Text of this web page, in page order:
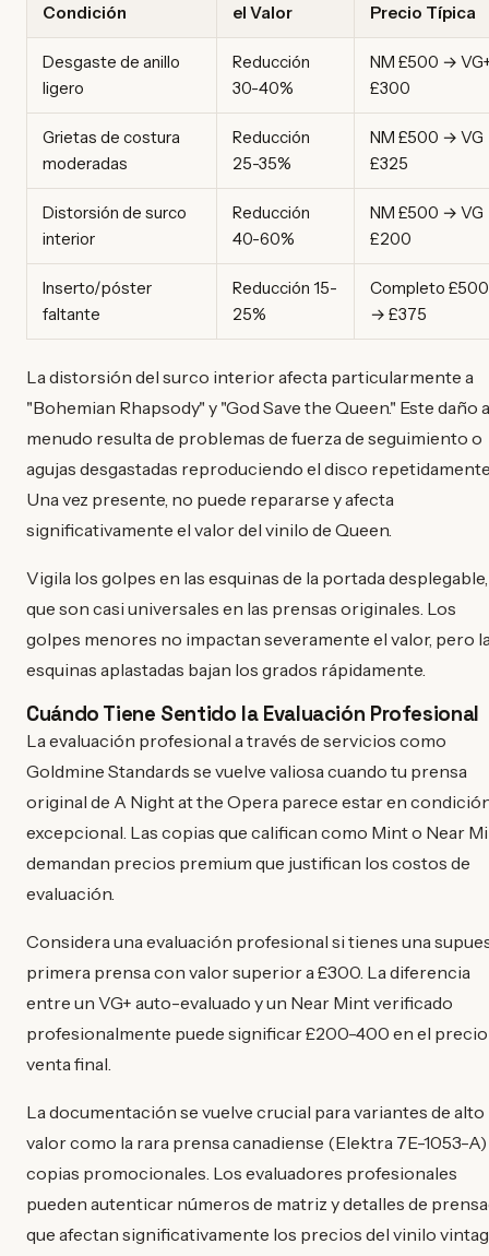
Condición
el Valor
Precio Típica
Desgaste de anillo
ligero
Reducción
30-40%
NM £500 →
£300
Grietas de costura
moderadas
Reducción
25-35%
NM £500 → VG
£325
Distorsión de surco
interior
Reducción
40-60%
NM £500 → VG
£200
Inserto/póster
faltante
Reducción 15-
25%
Completo £500
→ £375
La distorsión del surco interior afecta particularmente a
"Bohemian Rhapsody" y "God Save the Queen." Este daño a
menudo resulta de problemas de fuerza de seguimiento o
agujas desgastadas reproduciendo el disco
Una vez presente, no puede repararse y afecta
significativamente el valor del vinilo de Queen.
Vigila los golpes en las esquinas de la portada desplegable,
que son casi universales en las prensas originales. Los
golpes menores no impactan severamente el valor, pero
esquinas aplastadas bajan los grados rápidamente.
Cuándo Tiene Sentido la Evaluación Profesional
La evaluación profesional a través de servicios como
Goldmine Standards se vuelve valiosa cuando tu prensa
original de A Night at the Opera parece estar en
excepcional. Las copias que califican como Mint o Near
demandan precios premium que justifican los costos de
evaluación.
Considera una evaluación profesional si tienes una
primera prensa con valor superior a £300. La diferencia
entre un VG+ auto-evaluado y un Near Mint verificado
profesionalmente puede significar £200-400 en el
venta final.
La documentación se vuelve crucial para variantes de alto
valor como la rara prensa canadiense (Elektra 7E-1053-
copias promocionales. Los evaluadores profesionales
pueden autenticar números de matriz y detalles de
que afectan significativamente los precios del vinilo